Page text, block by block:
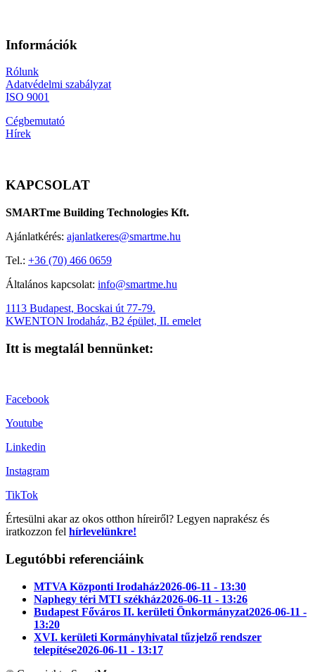
Információk
Rólunk
Adatvédelmi szabályzat
ISO 9001
Cégbemutató
Hírek
KAPCSOLAT
SMARTme Building Technologies Kft.
Ajánlatkérés: ajanlatkeres@smartme.hu
Tel.: +36 (70) 466 0659
Általános kapcsolat: info@smartme.hu
1113 Budapest, Bocskai út 77-79.
KWENTON Irodaház, B2 épület, II. emelet
Itt is megtalál bennünket:
Facebook
Youtube
Linkedin
Instagram
TikTok
Értesülni akar az okos otthon híreiről? Legyen naprakész és
iratkozzon fel hírlevelünkre!
Legutóbbi referenciáink
MTVA Központi Irodaház2026-06-11 - 13:30
Naphegy téri MTI székház2026-06-11 - 13:26
Budapest Főváros II. kerületi Önkormányzat2026-06-11 -
13:20
XVI. kerületi Kormányhivatal tűzjelző rendszer
telepítése2026-06-11 - 13:17